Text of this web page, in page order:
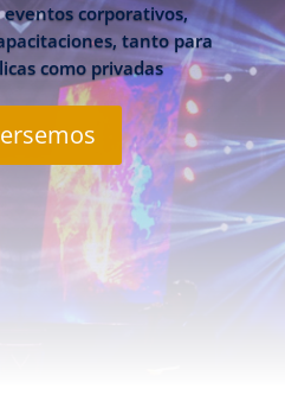
corporativos,
tanto para
como privadas